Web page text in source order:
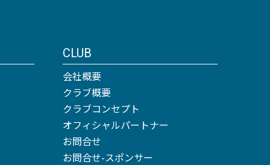
CLUB
会社概要
クラブ概要
クラブコンセプト
オフィシャルパートナー
お問合せ
お問合せ-スポンサー